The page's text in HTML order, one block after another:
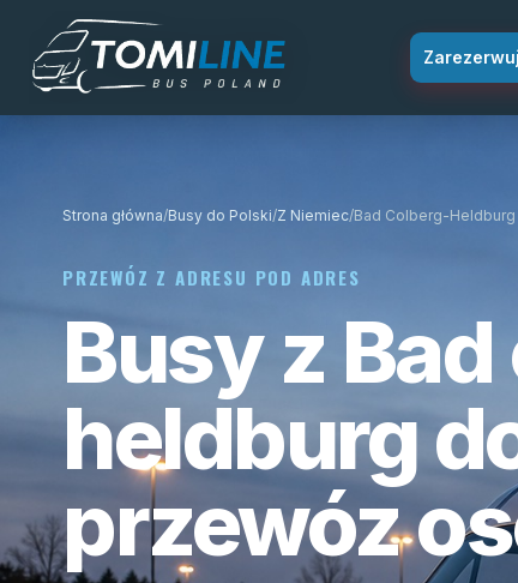
Przejdź do treści
Strona główna/Busy do Polski/Z Niemiec/Bad Colberg-Heldburg
PRZEWÓZ Z ADRESU POD ADRES
Busy z
heldburg
przewóz